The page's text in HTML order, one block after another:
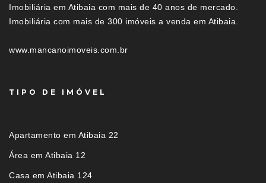
Imobiliária em Atibaia com mais de 40 anos de mercado.
Imobiliária com mais de 300 imóveis a venda em Atibaia.
www.mancanoimoveis.com.br
TIPO DE IMÓVEL
Apartamento em Atibaia 22
Área em Atibaia 12
Casa em Atibaia 124